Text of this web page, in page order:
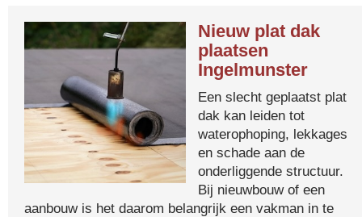
Nieuw plat dak
plaatsen
Ingelmunster
Een slecht geplaatst plat
dak kan leiden tot
waterophoping, lekkages
en schade aan de
onderliggende structuur.
Bij nieuwbouw of een
aanbouw is het daarom belangrijk een vakman in te